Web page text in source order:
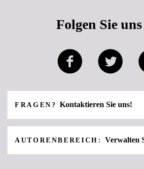
Folgen Sie
FRAGEN? Kontaktieren Sie uns!
AUTORENBEREICH: Verwalten